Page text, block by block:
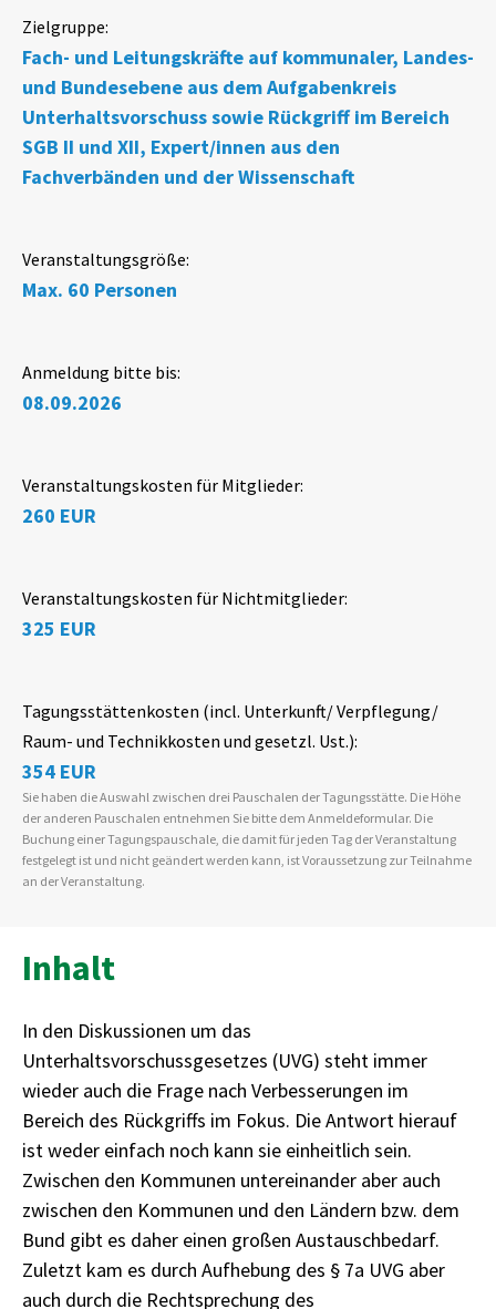
Inhalt
In den Diskussionen um das
Unterhaltsvorschussgesetzes (UVG) steht immer
wieder auch die Frage nach Verbesserungen im
Bereich des Rückgriffs im Fokus. Die Antwort hierauf
ist weder einfach noch kann sie einheitlich sein.
Zwischen den Kommunen untereinander aber auch
zwischen den Kommunen und den Ländern bzw. dem
Bund gibt es daher einen großen Austauschbedarf.
Zuletzt kam es durch Aufhebung des § 7a UVG aber
auch durch die Rechtsprechung des
Zielgruppe:
Fach- und Leitungskräfte auf kommunaler, Landes-
und Bundesebene aus dem Aufgabenkreis
Unterhaltsvorschuss sowie Rückgriff im Bereich
SGB II und XII, Expert/innen aus den
Fachverbänden und der Wissenschaft
Veranstaltungsgröße:
Max. 60 Personen
Anmeldung bitte bis:
08.09.2026
Veranstaltungskosten für Mitglieder:
260 EUR
Veranstaltungskosten für Nichtmitglieder:
325 EUR
Tagungsstättenkosten (incl. Unterkunft/ Verpflegung/
Raum- und Technikkosten und gesetzl. Ust.):
354 EUR
Sie haben die Auswahl zwischen drei Pauschalen der Tagungsstätte. Die Höhe
der anderen Pauschalen entnehmen Sie bitte dem Anmeldeformular. Die
Buchung einer Tagungspauschale, die damit für jeden Tag der Veranstaltung
festgelegt ist und nicht geändert werden kann, ist Voraussetzung zur Teilnahme
an der Veranstaltung.